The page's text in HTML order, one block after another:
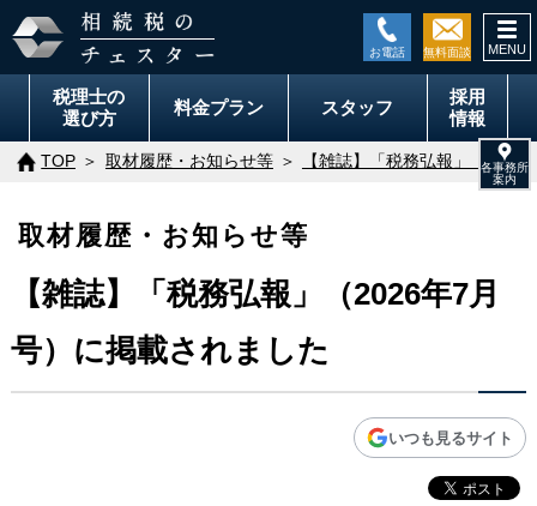
税理士の
選び方
料金プラン スタッフ
採用
情報
TOP 取材履歴・お知らせ等 【雑誌】「税務弘報」（2026
取材履歴・お知らせ等
【雑誌】「税務弘報」（2026年7月
号）に掲載されました
いつも見るサイト